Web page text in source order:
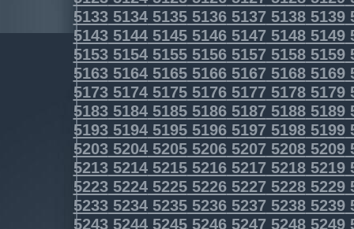
5133513451355136513751385139
5143514451455146514751485149
5153515451555156515751585159
5163516451655166516751685169
5173517451755176517751785179
5183518451855186518751885189
5193519451955196519751985199
5203520452055206520752085209
5213521452155216521752185219
5223522452255226522752285229
5233523452355236523752385239
5243524452455246524752485249